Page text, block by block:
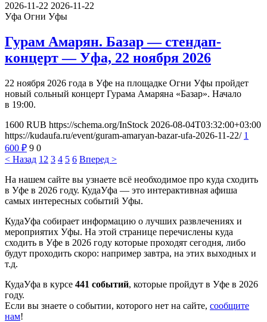
2026-11-22 2026-11-22
Уфа Огни Уфы
Гурам Амарян. Базар — стендап-
концерт — Уфа, 22 ноября 2026
22 ноября 2026 года в Уфе на площадке Огни Уфы пройдет
новый сольный концерт Гурама Амаряна «Базар». Начало
в 19:00.
1600 RUB https://schema.org/InStock 2026-08-04T03:32:00+03:00
https://kudaufa.ru/event/guram-amaryan-bazar-ufa-2026-11-22/ 1
600 ₽ 9 0
< Назад 1 2 3 4 5 6 Вперед >
На нашем сайте вы узнаете всё необходимое про куда сходить
в Уфе в 2026 году. КудаУфа — это интерактивная афиша
самых интересных событий Уфы.
КудаУфа собирает информацию о лучших развлечениях и
мероприятих Уфы. На этой странице перечислены куда
сходить в Уфе в 2026 году которые проходят сегодня, либо
будут проходить скоро: например завтра, на этих выходных и
т.д.
КудаУфа в курсе 441 событий, которые пройдут в Уфе в 2026
году.
Если вы знаете о событии, которого нет на сайте, сообщите
нам!